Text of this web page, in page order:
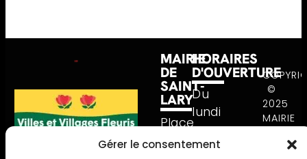
Gérer le consentement
MAIRIE
DE
SAINT-
LARY
Place
de la
HORAIRES
D'OUVERTURE
Du
lundi
au
vendredi
MENTIONS
©
2025
MAIRIE
SAINT-